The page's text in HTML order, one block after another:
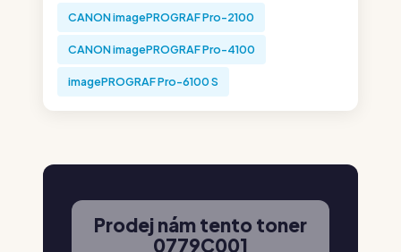
CANON imagePROGRAF Pro-2100
CANON imagePROGRAF Pro-4100
imagePROGRAF Pro-6100 S
Prodej nám tento toner
0779C001